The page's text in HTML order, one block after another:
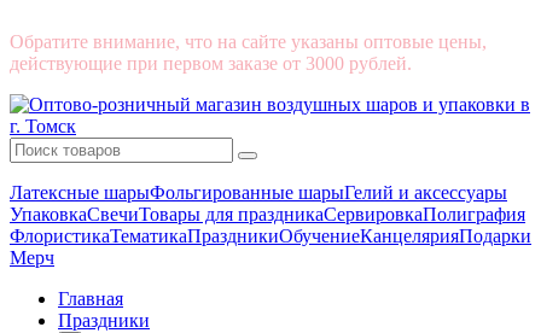
Обратите внимание, что на сайте указаны оптовые цены,
действующие при первом заказе от 3000 рублей.
Латексные шарыФольгированные шарыГелий и аксессуары
УпаковкаСвечиТовары для праздникаСервировкаПолиграфия
ФлористикаТематикаПраздникиОбучениеКанцелярияПодарки
Мерч
Главная
Праздники